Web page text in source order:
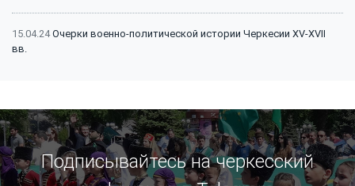
15.04.24Очерки военно-политической истории Черкесии XV-XVII
вв.
15.04.24 Битва на Малке (1641 г.): историография и источники
Подписывайтесь на черкесский